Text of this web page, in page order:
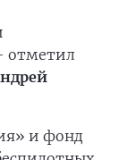
отметил
и фонд